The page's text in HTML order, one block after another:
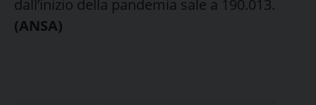
dall’inizio della pandemia sale a 190.013.
(ANSA)